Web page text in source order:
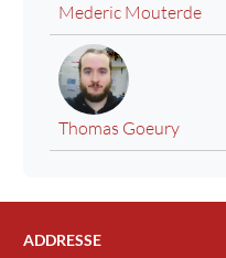
Mederic Mouterde
Thomas Goeury
ADDRESSE